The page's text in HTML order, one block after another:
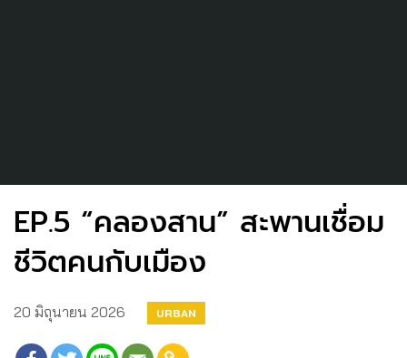
EP.5 “คลองสาน” สะพานเชื่อม
ชีวิตคนกับเมือง
20 มิถุนายน 2026 URBAN